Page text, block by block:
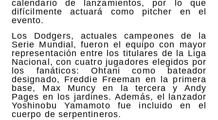
calendario de lanzamientos, por lo que
difícilmente actuará como pitcher en el
evento.
Los Dodgers, actuales campeones de la
Serie Mundial, fueron el equipo con mayor
representación entre los titulares de la Liga
Nacional, con cuatro jugadores elegidos por
los fanáticos: Ohtani como bateador
designado, Freddie Freeman en la primera
base, Max Muncy en la tercera y Andy
Pages en los jardines. Además, el lanzador
Yoshinobu Yamamoto fue incluido en el
cuerpo de serpentineros.